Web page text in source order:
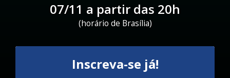
07/11 a partir das 20h
(horário de Brasília)
Inscreva-se já!